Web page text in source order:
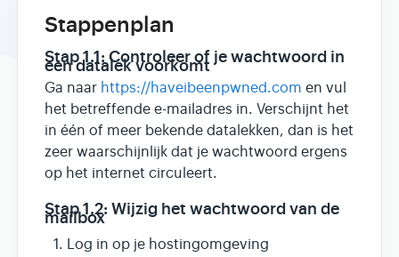
Stappenplan
Stap 1.1: Controleer of je wachtwoord in
een datalek voorkomt
Ga naar https://haveibeenpwned.com en vul
het betreffende e-mailadres in. Verschijnt het
in één of meer bekende datalekken, dan is het
zeer waarschijnlijk dat je wachtwoord ergens
op het internet circuleert.
Stap 1.2: Wijzig het wachtwoord van de
mailbox
Log in op je hostingomgeving